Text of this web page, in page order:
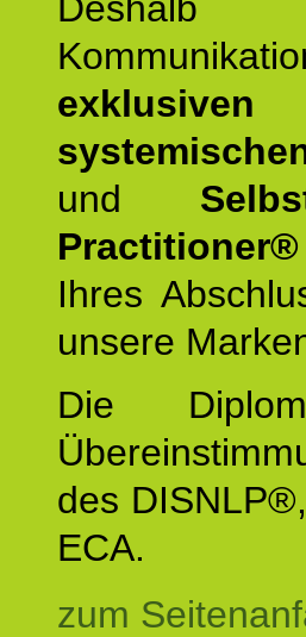
und
Ihres
unsere
Die
des
ECA.
zum